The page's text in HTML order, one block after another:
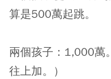
算是500萬起跳。
兩個孩子：1,000萬
往上加。）